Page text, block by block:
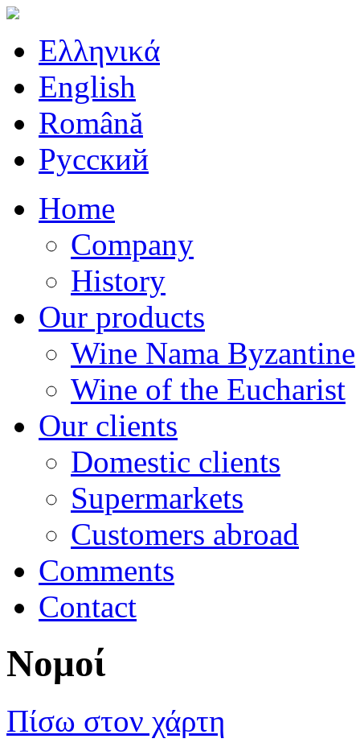
Ελληνικά
English
Română
Русский
Home
Company
History
Our products
Wine Nama Byzantine
Wine of the Eucharist
Our clients
Domestic clients
Supermarkets
Customers abroad
Comments
Contact
Νομοί
Πίσω στον χάρτη